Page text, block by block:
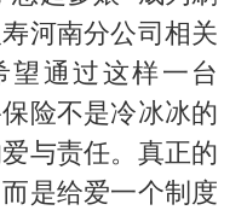
河南分公司相关
望通过这样一台
险不是冷冰冰的
与责任。真正的
是给爱一个制度